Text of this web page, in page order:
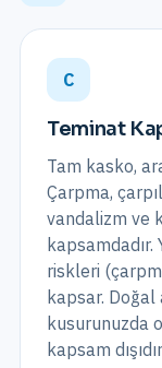
C
Teminat
Tam kasko,
Çarpma,
vandalizm ve
riskleri
kapsar.
kusurunuzda
kapsam